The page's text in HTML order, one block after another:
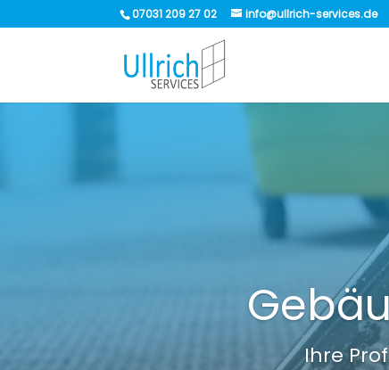
07031 209 27 02 info@ullrich-services.de
Ihre